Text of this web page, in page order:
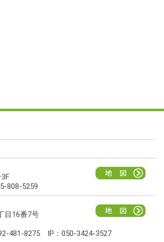
808-5259
目16番7号
481-8275 IP：050-3424-3527